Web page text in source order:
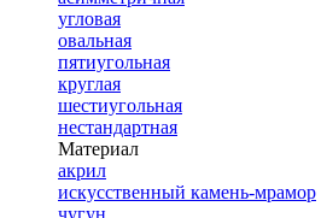
угловая
овальная
пятиугольная
круглая
шестиугольная
нестандартная
Материал
акрил
искусственный камень-мрамор
чугун